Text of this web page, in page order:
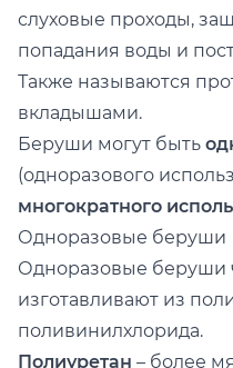
слуховые проходы,
попадания воды и
Также называются
вкладышами.
Беруши могут быть
(одноразового
многократного
Одноразовые беруши
Одноразовые беруши
изготавливают из
поливинилхлорида.
Полиуретан – более